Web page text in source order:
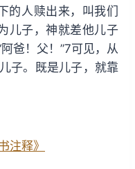
的人赎出来，叫我们
儿子，神就差他儿子
爸！父！”7可见，从
子。既是儿子，就靠
注释》